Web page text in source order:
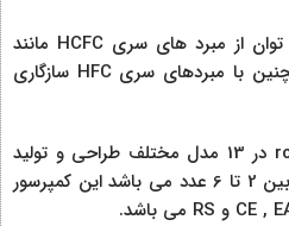
برای این کمپرسور باز بیتزر می توان از مبرد های سری HCFC مانند
R22 و R12 استفاده نمود و همچنین با مبردهای سری HFC سازگاری
کمپرسور باز بیتزر مدل roadstar در 13 مدل مختلف طراحی و تولید
می شود و تعداد سیلندهای آن بین 2 تا 6 عدد می باشد این کمپرسور